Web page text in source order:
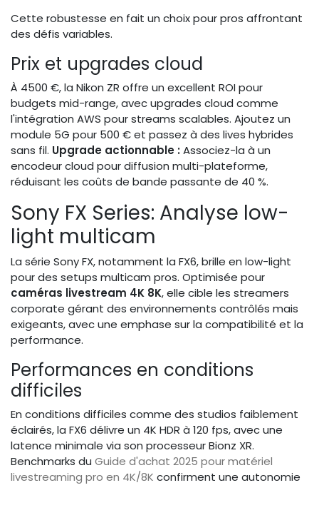
Cette robustesse en fait un choix pour pros affrontant
des défis variables.
Prix et upgrades cloud
À 4500 €, la Nikon ZR offre un excellent ROI pour
budgets mid-range, avec upgrades cloud comme
l'intégration AWS pour streams scalables. Ajoutez un
module 5G pour 500 € et passez à des lives hybrides
sans fil. Upgrade actionnable :Associez-la à un
encodeur cloud pour diffusion multi-plateforme,
réduisant les coûts de bande passante de 40 %.
Sony FX Series: Analyse low-
light multicam
La série Sony FX, notamment la FX6, brille en low-light
pour des setups multicam pros. Optimisée pour
caméras livestream 4K 8K, elle cible les streamers
corporate gérant des environnements contrôlés mais
exigeants, avec une emphase sur la compatibilité et la
performance.
Performances en conditions
difficiles
En conditions difficiles comme des studios faiblement
éclairés, la FX6 délivre un 4K HDR à 120 fps, avec une
latence minimale via son processeur Bionz XR.
Benchmarks du Guide d'achat 2025 pour matériel
livestreaming pro en 4K/8K confirment une autonomie